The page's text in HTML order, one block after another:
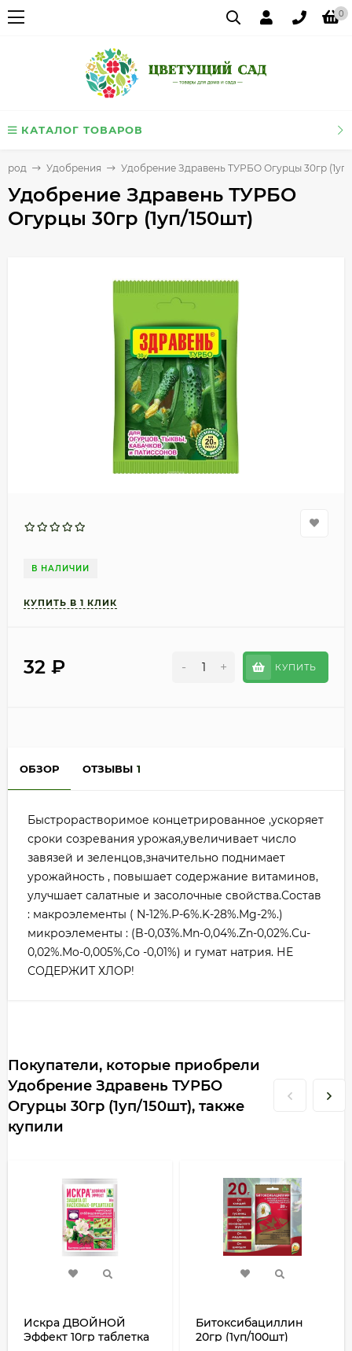
0
КАТАЛОГ ТОВАРОВ
Удобрения Удобрение Здравень ТУРБО Огурцы 30гр (1уп/
Удобрение Здравень ТУРБО
Огурцы 30гр (1уп/150шт)
В НАЛИЧИИ
32 ₽ - + КУПИТЬ
ОБЗОР ОТЗЫВЫ 1
Быстрорастворимое концетрированное ,ускоряет
сроки созревания урожая,увеличивает число
завязей и зеленцов,значительно поднимает
урожайность , повышает содержание витаминов,
улучшает салатные и засолочные свойства.Состав
: макроэлементы ( N-12%.P-6%.K-28%.Mg-2%.)
микроэлементы : (B-0,03%.Mn-0,04%.Zn-0,02%.Cu-
0,02%.Mo-0,005%,Со -0,01%) и гумат натрия. НЕ
СОДЕРЖИТ ХЛОР!
Покупатели, которые приобрели
Удобрение Здравень ТУРБО
Огурцы 30гр (1уп/150шт), также
купили
Искра ДВОЙНОЙ
Эффект 10гр таблетка
Битоксибациллин
20гр (1уп/100шт)